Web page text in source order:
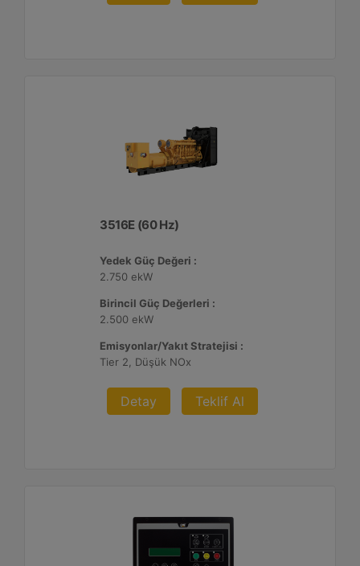
3516E (60 Hz)
Yedek Güç Değeri :
2.750 ekW
Birincil Güç Değerleri :
2.500 ekW
Emisyonlar/Yakıt Stratejisi :
Tier 2, Düşük NOx
Detay Teklif Al